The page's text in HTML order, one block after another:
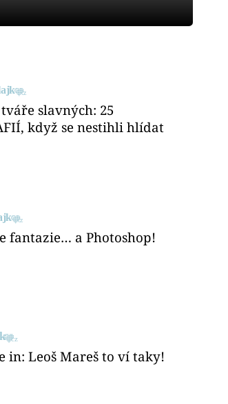
slavných: 25
když se nestihli hlídat
fantazie… a Photoshop!
in: Leoš Mareš to ví taky!